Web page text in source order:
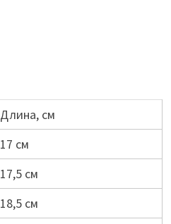
Длина, см
17 см
17,5 см
18,5 см